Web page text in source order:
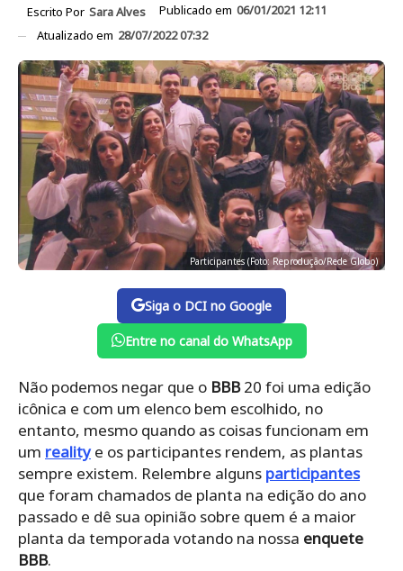
Escrito Por Sara Alves Publicado em 06/01/2021 12:11
Atualizado em 28/07/2022 07:32
Participantes (Foto: Reprodução/Rede Globo)
Siga o DCI no Google
Entre no canal do WhatsApp
Não podemos negar que o BBB20 foi uma edição
icônica e com um elenco bem escolhido, no
entanto, mesmo quando as coisas funcionam em
um realitye os participantes rendem, as plantas
sempre existem. Relembre alguns participantes
que foram chamados de planta na edição do ano
passado e dê sua opinião sobre quem é a maior
planta da temporada votando na nossa enquete
BBB.